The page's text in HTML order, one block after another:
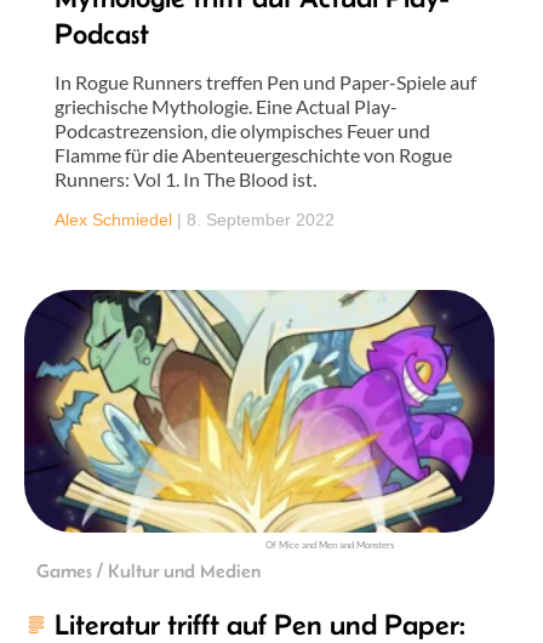
Podcast
In Rogue Runners treffen Pen und Paper-Spiele auf
griechische Mythologie. Eine Actual Play-
Podcastrezension, die olympisches Feuer und
Flamme für die Abenteuergeschichte von Rogue
Runners: Vol 1. In The Blood ist.
Alex Schmiedel | 8. September 2022
Of Mice and Men and Monsters
Games / Kultur und Medien
Literatur trifft auf Pen und Paper: